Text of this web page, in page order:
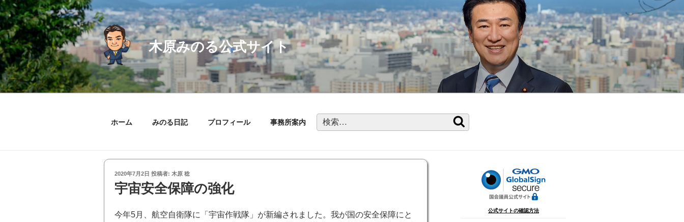
コ
ン
テ
ン
ツ
へ
ス
キ
木原みのる公式サイト
ホーム みのる日記 プロフィール 事務所案内
検
索:
索
投
稿
日:
2020年7月2日 投稿者: 木原 稔
宇宙安全保障の強化
今年5月、航空自衛隊に「宇宙作戦隊」が新編されました。我が国の安全保障にと
公式サイトの確認方法